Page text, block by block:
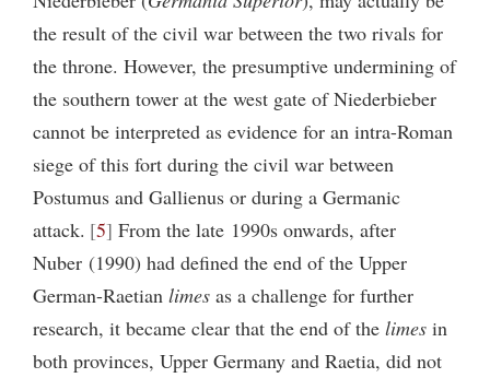
the result of the civil war between the two rivals for
the throne. However, the presumptive undermining of
the southern tower at the west gate of Niederbieber
cannot be interpreted as evidence for an intra-Roman
siege of this fort during the civil war between
Postumus and Gallienus or during a Germanic
attack. 5 From the late 1990s onwards, after
Nuber (1990) had defined the end of the Upper
German-Raetian limes as a challenge for further
research, it became clear that the end of the limes in
both provinces, Upper Germany and Raetia, did not